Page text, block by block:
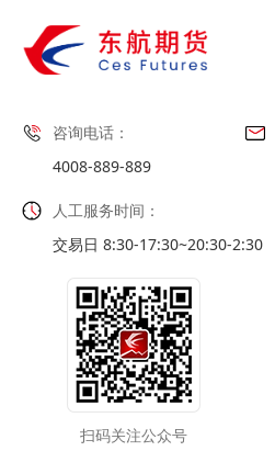
咨询电话：
4008-889-889
人工服务时间：
交易日 8:30-17:30~20:30-2:30
扫码关注公众号